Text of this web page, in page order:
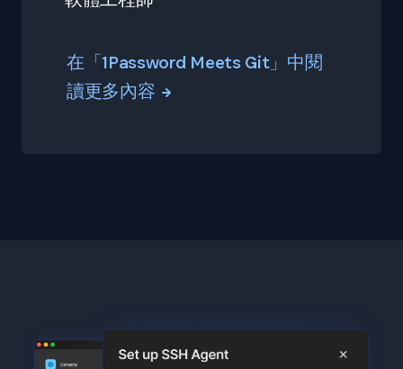
在「1Password Meets Git」中閱
讀更多內容